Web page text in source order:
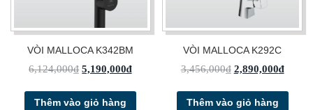
VÒI MALLOCA K342BM
6,124,000₫ 5,190,000₫
Thêm vào giỏ hàng
VÒI MALLOCA K292C
3,456,000₫ 2,890,000₫
Thêm vào giỏ hàng